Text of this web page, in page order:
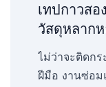
เทปกาวส
วัสดุหลาก
ไม่ว่าจะติดก
ฝีมือ งานซ่อม